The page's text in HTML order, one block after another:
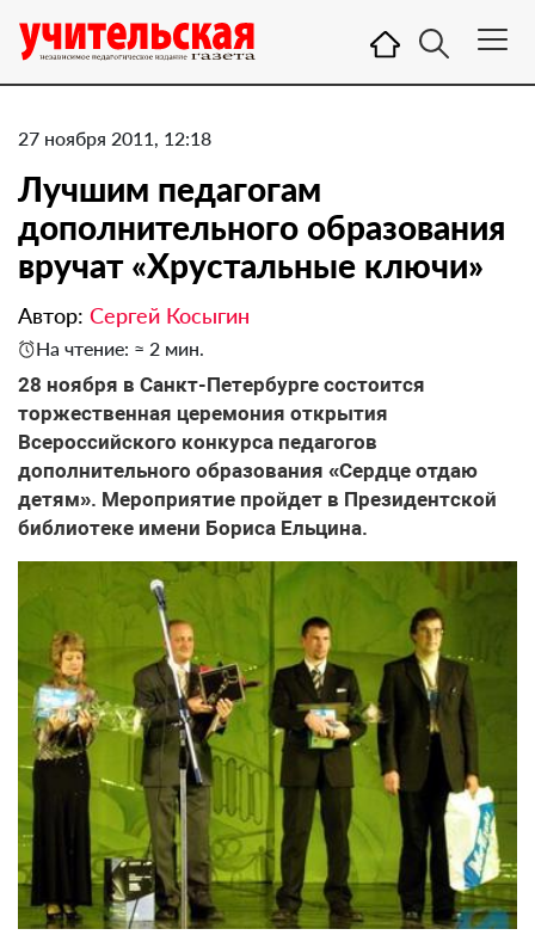
27 ноября 2011, 12:18
Лучшим педагогам
дополнительного образования
вручат «Хрустальные ключи»
Автор: Сергей Косыгин
На чтение: ≈ 2 мин.
28 ноября в Санкт-Петербурге состоится
торжественная церемония открытия
Всероссийского конкурса педагогов
дополнительного образования «Сердце отдаю
детям». Мероприятие пройдет в Президентской
библиотеке имени Бориса Ельцина.